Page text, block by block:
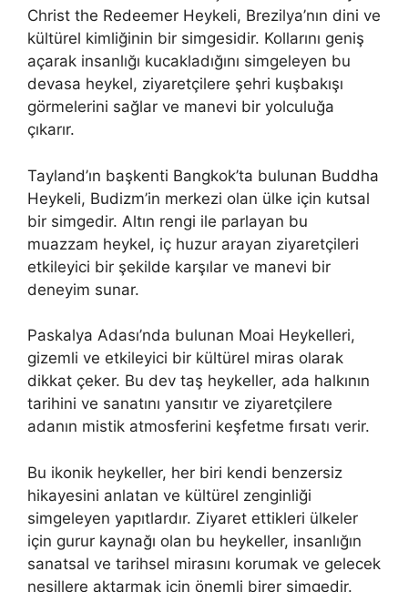
Christ the Redeemer Heykeli, Brezilya’nın dini ve
kültürel kimliğinin bir simgesidir. Kollarını geniş
açarak insanlığı kucakladığını simgeleyen bu
devasa heykel, ziyaretçilere şehri kuşbakışı
görmelerini sağlar ve manevi bir yolculuğa
çıkarır.
Tayland’ın başkenti Bangkok’ta bulunan Buddha
Heykeli, Budizm’in merkezi olan ülke için kutsal
bir simgedir. Altın rengi ile parlayan bu
muazzam heykel, iç huzur arayan ziyaretçileri
etkileyici bir şekilde karşılar ve manevi bir
deneyim sunar.
Paskalya Adası’nda bulunan Moai Heykelleri,
gizemli ve etkileyici bir kültürel miras olarak
dikkat çeker. Bu dev taş heykeller, ada halkının
tarihini ve sanatını yansıtır ve ziyaretçilere
adanın mistik atmosferini keşfetme fırsatı verir.
Bu ikonik heykeller, her biri kendi benzersiz
hikayesini anlatan ve kültürel zenginliği
simgeleyen yapıtlardır. Ziyaret ettikleri ülkeler
için gurur kaynağı olan bu heykeller, insanlığın
sanatsal ve tarihsel mirasını korumak ve gelecek
nesillere aktarmak için önemli birer simgedir.